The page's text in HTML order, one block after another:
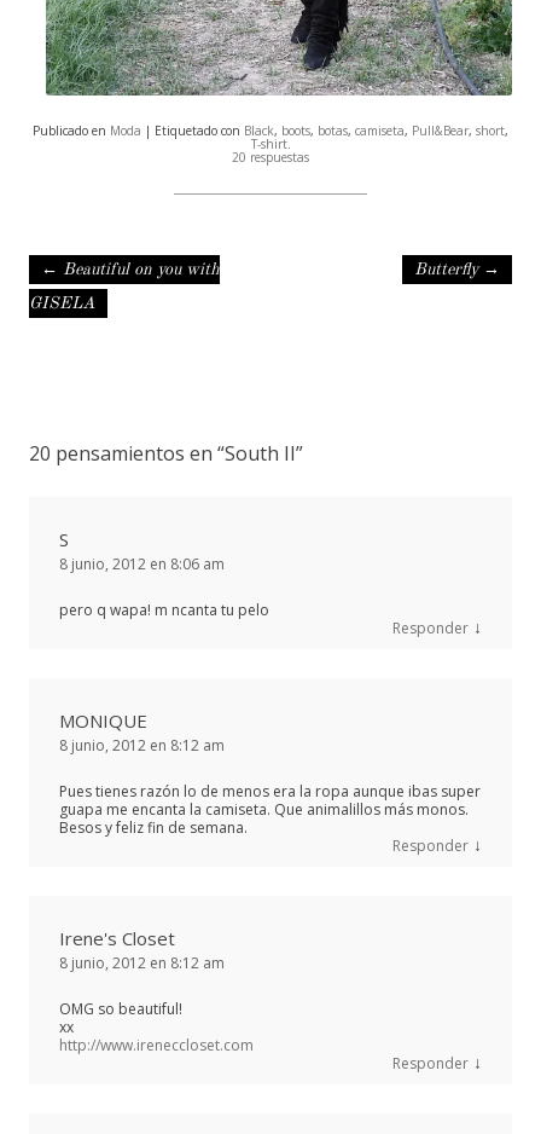
Publicado en Moda | Etiquetado con Black, boots, botas, camiseta, Pull&Bear, short,
T-shirt.
20 respuestas
Navegación de entradas
← Beautiful on you with
GISELA
Butterfly →
20 pensamientos en “South II”
S
8 junio, 2012 en 8:06 am
pero q wapa! m ncanta tu pelo
Responder ↓
MONIQUE
8 junio, 2012 en 8:12 am
Pues tienes razón lo de menos era la ropa aunque ibas super
guapa me encanta la camiseta. Que animalillos más monos.
Besos y feliz fin de semana.
Responder ↓
Irene's Closet
8 junio, 2012 en 8:12 am
OMG so beautiful!
xx
http://www.ireneccloset.com
Responder ↓